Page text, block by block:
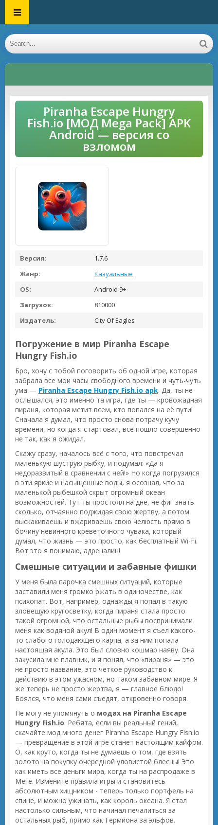
Piranha Escape Hungry
Fish.io [МОД Mega Pack] APK
Android — версия со
взломом
Версия:
1.7.6
Жанр:
Казуальные
OS:
Android 9+
Загрузок:
810000
Издатель:
City Of Eagles
Погружение в мир Piranha Escape
Hungry Fish.io
Бро, хочу с тобой поговорить об одной игре, которая
забрала все мои часы свободного времени и чуть-чуть
ума — Piranha Escape Hungry Fish.io apk. Да, ты не
ослышался, это именно та игра, где ты — кровожадная
пираня, которая мстит всем, кто попался на её пути!
Сначала я думал, что просто снова потрачу кучу
времени, но когда я стартовал, всё пошло совершенно
не так, как я ожидал.
Скажу сразу, началось всё с того, что повстречал
маленькую шуструю рыбку, и подумал: «Да я
недоразвитый в сравнении с ней!» Но когда погрузился
в эти яркие и насыщенные воды, я осознал, что за
маленькой рыбешкой скрыт огромный океан
возможностей. Тут ты простоял на дне, не фиг знать
сколько, отчаянно поджидая свою жертву, а потом
выскакиваешь и вжариваешь свою челюсть прямо в
бочину невинного креветочного чувака, который
думал, что жизнь — это просто, как бесплатный Wi-Fi.
Вот это я понимаю, адреналин!
Смешные ситуации и забавные фишки
У меня была парочка смешных ситуаций, которые
заставили меня громко ржать в одиночестве, как
психопат. Вот, например, однажды я попал в такую
зловещую кругосветку, когда пираня стала просто
такой огромной, что остальные рыбы воспринимали
меня как водяной акул! В один момент я съел какого-
то слабого голодающего карпа, а за ним попала
настоящая акула. Это был словно кошмар наяву. Она
закусила мне плавник, и я понял, что «пираня» — это
не просто название, это четкое руководство к
действию в этом ужасном, но таком забавном мире. Я
же теперь не просто жертва, я — главное блюдо!
Боялся, что меня сами съедят, откровенно говоря.
Не могу не упомянуть о модах на Piranha Escape
Hungry Fish.io. Ребята, если вы реальный гений,
скачайте мод много денег Piranha Escape Hungry Fish.io
— превращение в этой игре станет настоящим кайфом.
О, как круто, когда ты не думаешь о том, где взять
золото на покупку очередной уловистой блесны! Это
как иметь все деньги мира, когда ты на распродаже в
Меге. Измените правила игры и становитесь
абсолютным хищником - теперь только портфель на
спине, и можно ужинать, как король океана. Я стал
настолько сильным, что начинал печалиться за
остальных рыб, прямо как Гермиона за эльфов.